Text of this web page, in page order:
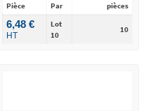
Pièce
Par
pièces
6,48 €
HT
Lot
10
10